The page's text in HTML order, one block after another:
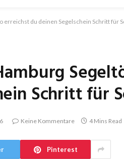
erreichst du deinen Segelschein Schritt für
Schritt für
Keine Kommentare 4 Mins Read
Pinterest